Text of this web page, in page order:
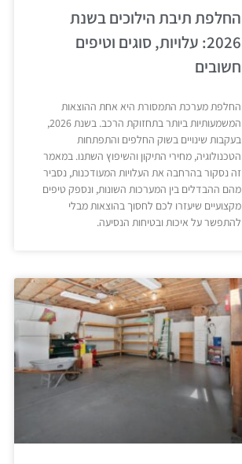
החלפת תיבת הילוכים בשנת
2026: עלויות, סוגים וטיפים
חשובים
החלפת מערכת התמסורת היא אחת ההוצאות
המשמעותיות ביותר בתחזוקת הרכב. בשנת 2026,
בעקבות שינויים בשוק החלפים והתפתחות
הטכנולוגיה, מחירי התיקון והשיפוץ השתנו. במאמר
זה נסקור בהרחבה את העלויות המעודכנות, נסביר
מהם ההבדלים בין המערכות השונות, ונספק טיפים
מקצועיים שיעזרו לכם לחסוך בהוצאות מבלי
להתפשר על איכות ובטיחות הנסיעה.